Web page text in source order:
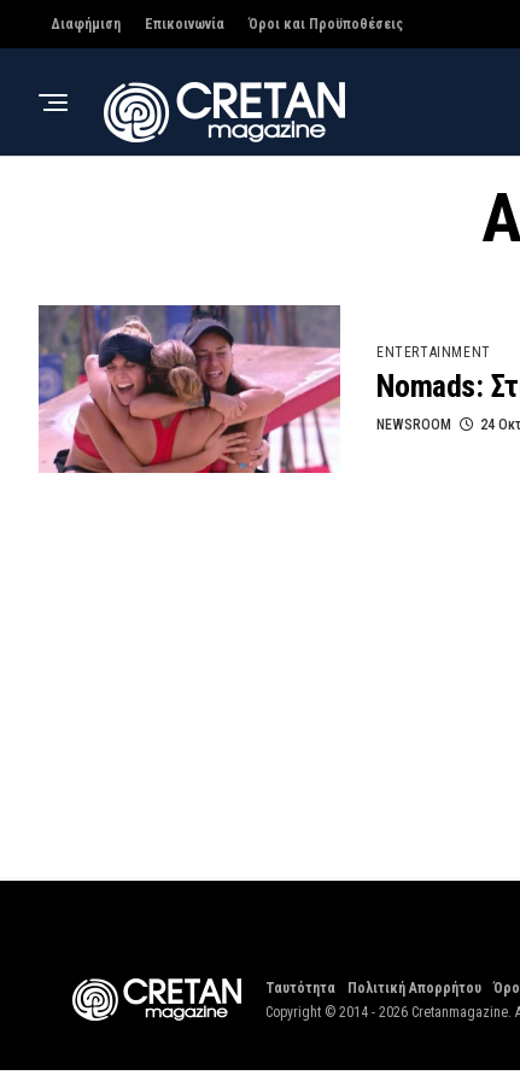
Διαφήμιση Επικοινωνία Όροι και Προϋποθέσεις
ENTERTAINMENT
Nomads:
NEWSROOM 24
Ταυτότητα Πολιτική Απορρήτου
Copyright © 2014 - 2026 Cretanmagazine.